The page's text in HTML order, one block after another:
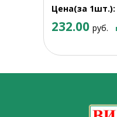
Цена(за 1шт.):
232.00 руб.